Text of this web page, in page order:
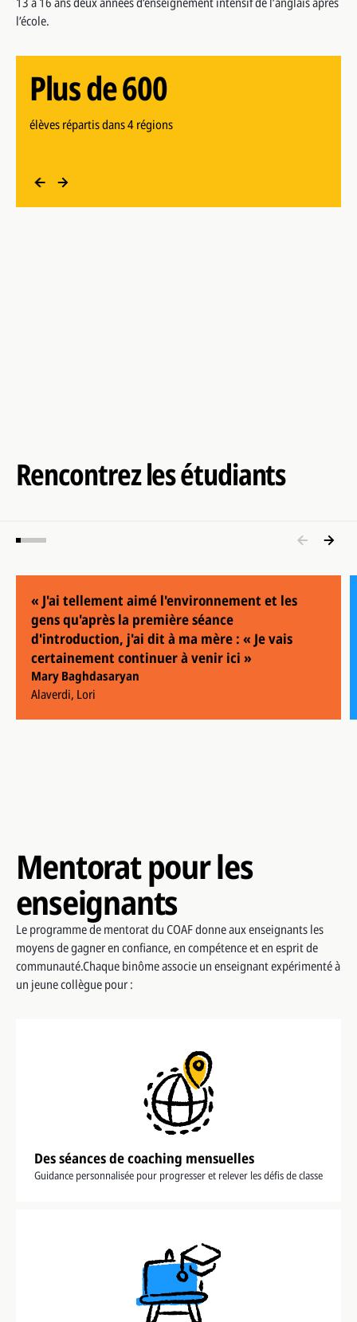
l’école.
Plus de 30
Plus de 600
Plus de 290
Think
heures d’apprentissage immersif
élèves répartis dans 4 régions
Think
Rencontrez les étudiants
« J'ai tellement aimé l'environnement et les
gens qu'après la première séance
d'introduction, j'ai dit à ma mère : « Je vais
certainement continuer à venir ici »
Mary Baghdasaryan
Alaverdi, Lori
Mentorat pour les
enseignants
Le programme de mentorat du COAF donne aux enseignants les
moyens de gagner en confiance, en compétence et en esprit de
communauté.Chaque binôme associe un enseignant expérimenté à
un jeune collègue pour :
Des séances de coaching mensuelles
Guidance personnalisée pour progresser et relever les défis de classe